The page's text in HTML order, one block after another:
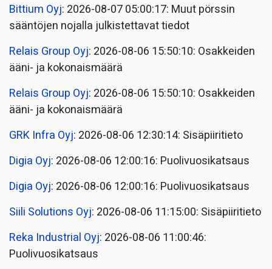
Bittium Oyj: 2026-08-07 05:00:17: Muut pörssin
sääntöjen nojalla julkistettavat tiedot
Relais Group Oyj: 2026-08-06 15:50:10: Osakkeiden
ääni- ja kokonaismäärä
Relais Group Oyj: 2026-08-06 15:50:10: Osakkeiden
ääni- ja kokonaismäärä
GRK Infra Oyj: 2026-08-06 12:30:14: Sisäpiiritieto
Digia Oyj: 2026-08-06 12:00:16: Puolivuosikatsaus
Digia Oyj: 2026-08-06 12:00:16: Puolivuosikatsaus
Siili Solutions Oyj: 2026-08-06 11:15:00: Sisäpiiritieto
Reka Industrial Oyj: 2026-08-06 11:00:46:
Puolivuosikatsaus